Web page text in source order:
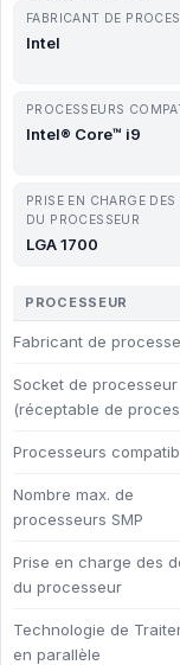
FABRICANT DE
Intel
PROCESSEURS
Intel® Core™ i9
PRISE EN CHARGE
DU PROCESSEUR
LGA 1700
PROCESSEUR
Fabricant de
Socket de processeur
(réceptable de
Processeurs
Nombre max. de
processeurs SMP
Prise en charge des
du processeur
Technologie de
en parallèle